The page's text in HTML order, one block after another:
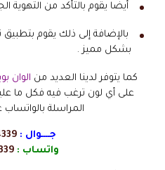
أيضا يقوم بالتأكد من التهوية
بالإضافة إلى ذلك يقوم بتطبيق
بشكل مميز .
كما يتوفر لدينا العديد من الوان
على أي لون ترغب فيه فكل ما
المراسلة بالواتساب
جــــوال :
واتساب :